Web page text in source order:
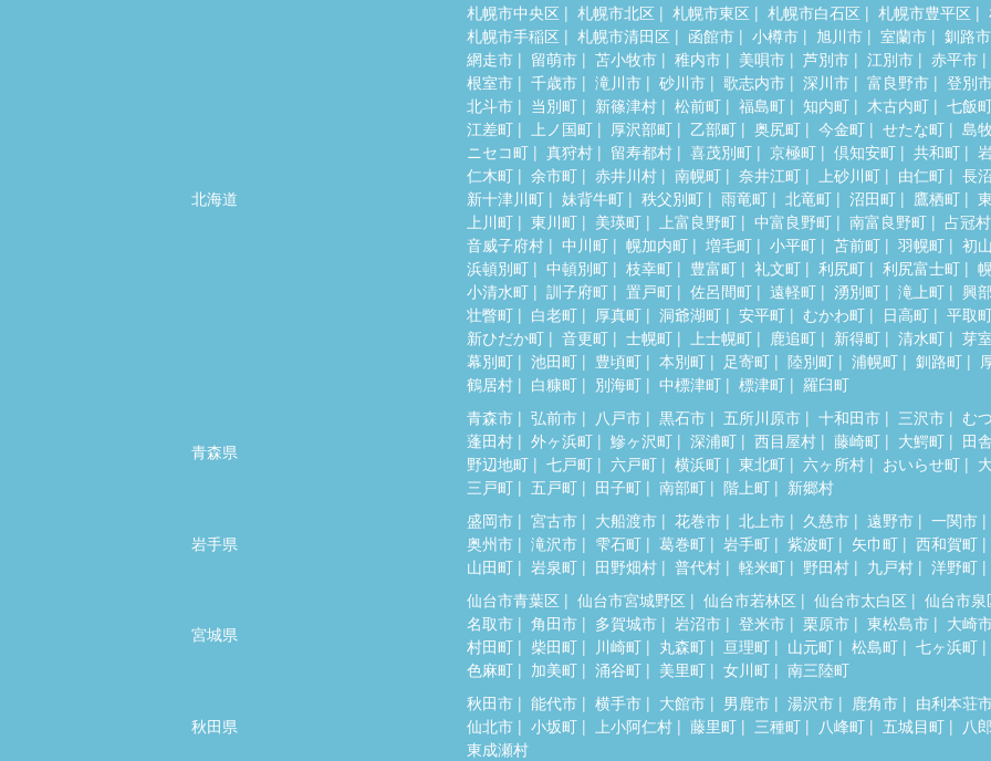
北海道
札幌市中央区 札幌市北区 札幌市東区 札幌市白石区 札幌市豊平区
札幌市手稲区
札幌市清田区 函館市 小樽市 旭川市 室蘭市
釧路市
網走市
留萌市 苫小牧市 稚内市 美唄市 芦別市 江別市
赤平市
根室市
千歳市 滝川市 砂川市 歌志内市 深川市 富良野市
登別
北斗市
当別町 新篠津村 松前町 福島町 知内町 木古内町
七飯
江差町
上ノ国町 厚沢部町 乙部町 奥尻町 今金町 せたな町
島
ニセコ町
真狩村 留寿都村 喜茂別町 京極町 倶知安町 共和町
仁木町
余市町 赤井川村 南幌町 奈井江町 上砂川町 由仁町
長
新十津川町
妹背牛町 秩父別町 雨竜町 北竜町 沼田町 鷹栖町
上川町
東川町 美瑛町 上富良野町 中富良野町 南富良野町
占冠村
音威子府村
中川町 幌加内町 増毛町 小平町 苫前町 羽幌町
初
浜頓別町
中頓別町 枝幸町 豊富町 礼文町 利尻町 利尻富士町
小清水町
訓子府町 置戸町 佐呂間町 遠軽町 湧別町 滝上町
興
壮瞥町
白老町 厚真町 洞爺湖町 安平町 むかわ町 日高町
平取
新ひだか町
音更町 士幌町 上士幌町 鹿追町 新得町 清水町
芽
幕別町
池田町 豊頃町 本別町 足寄町 陸別町 浦幌町 釧路町
鶴居村
白糠町 別海町 中標津町 標津町 羅臼町
青森県
青森市 弘前市 八戸市 黒石市 五所川原市 十和田市 三沢市
む
蓬田村
外ヶ浜町 鰺ヶ沢町 深浦町 西目屋村 藤崎町 大鰐町
田
野辺地町
七戸町 六戸町 横浜町 東北町 六ヶ所村 おいらせ町
三戸町
五戸町 田子町 南部町 階上町 新郷村
岩手県
盛岡市 宮古市 大船渡市 花巻市 北上市 久慈市 遠野市
一関市
奥州市
滝沢市 雫石町 葛巻町 岩手町 紫波町 矢巾町
西和賀町
山田町
岩泉町 田野畑村 普代村 軽米町 野田村 九戸村 洋野町
宮城県
仙台市青葉区 仙台市宮城野区 仙台市若林区 仙台市太白区
仙台市泉
名取市
角田市 多賀城市 岩沼市 登米市 栗原市 東松島市
大崎
村田町
柴田町 川崎町 丸森町 亘理町 山元町 松島町
七ヶ浜町
色麻町
加美町 涌谷町 美里町 女川町 南三陸町
秋田県
秋田市 能代市 横手市 大館市 男鹿市 湯沢市 鹿角市
由利本荘
仙北市
小坂町 上小阿仁村 藤里町 三種町 八峰町 五城目町
八
東成瀬村